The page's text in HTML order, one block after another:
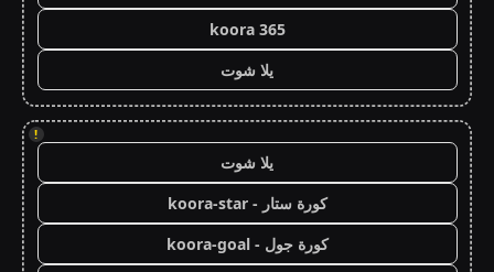
koora 365
يلا شوت
!
يلا شوت
كورة ستار - koora-star
كورة جول - koora-goal